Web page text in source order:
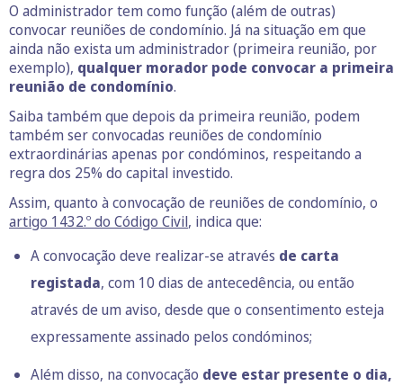
O administrador tem como função (além de outras)
convocar reuniões de condomínio. Já na situação em que
ainda não exista um administrador (primeira reunião, por
exemplo), qualquer morador pode convocar a primeira
reunião de condomínio.
Saiba também que depois da primeira reunião, podem
também ser convocadas reuniões de condomínio
extraordinárias apenas por condóminos, respeitando a
regra dos 25% do capital investido.
Assim, quanto à convocação de reuniões de condomínio, o
artigo 1432.º do Código Civil, indica que:
A convocação deve realizar-se através de carta
registada, com 10 dias de antecedência, ou então
através de um aviso, desde que o consentimento esteja
expressamente assinado pelos condóminos;
Além disso, na convocação deve estar presente o dia,